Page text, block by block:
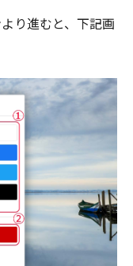
り進むと、下記画